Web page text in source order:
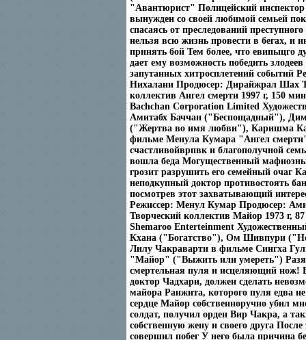
"Авантюрист" Полицейский
вынужден со своей любимой семьей
спасаясь от преследований
нельзя всю жизнь провести в бегах, и
принять бой Тем более, что евипыцго
дает ему возможность победить
запутанных хитросплетений событий
Нихалани Продюсер: Дирайжрал Шах
коллектив Ангел смерти 1997 г, 150
Bachchan Corporation Limited
Амитабх Баччан ("Беспощадный"),
("Жертва во имя любви"), Каришма
фильме Менула Кумара "Ангел
счастливойврпвк и благополучной
вошла беда Могущественный
грозит разрушить его семейный очаг
неподкупный доктор противостоять
посмотрев этот захватывающий
Режиссер: Менул Кумар Продюсер:
Творческий коллектив Майор 1973 г,
Shemaroo Enterteinment
Кхана ("Богатство"), Ом Шивпури
Лилу Чакраварти в фильме Сингха
"Майор" ("Выжить или умереть")
смертельная пуля и исцеляющий нож!
доктор Чадхари, должен сделать
майора Ранжита, которого пуля едва
сердце Майор собственноручно убил
солдат, получил орден Вир Чакра, а
собственную жену и своего друга После
совершил побег У него была причина